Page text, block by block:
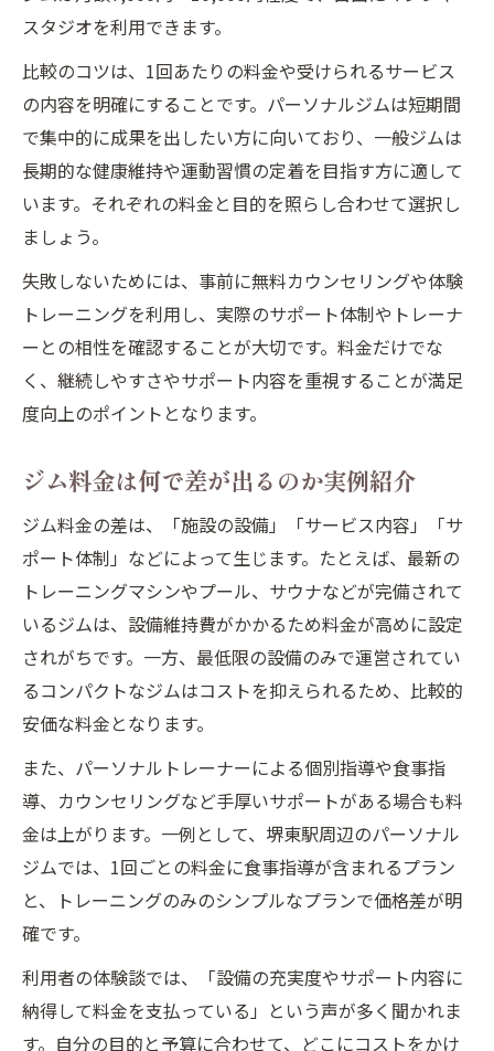
スタジオを利用できます。
比較のコツは、1回あたりの料金や受けられるサービス
の内容を明確にすることです。パーソナルジムは短期間
で集中的に成果を出したい方に向いており、一般ジムは
長期的な健康維持や運動習慣の定着を目指す方に適して
います。それぞれの料金と目的を照らし合わせて選択し
ましょう。
失敗しないためには、事前に無料カウンセリングや体験
トレーニングを利用し、実際のサポート体制やトレーナ
ーとの相性を確認することが大切です。料金だけでな
く、継続しやすさやサポート内容を重視することが満足
度向上のポイントとなります。
ジム料金は何で差が出るのか実例紹介
ジム料金の差は、「施設の設備」「サービス内容」「サ
ポート体制」などによって生じます。たとえば、最新の
トレーニングマシンやプール、サウナなどが完備されて
いるジムは、設備維持費がかかるため料金が高めに設定
されがちです。一方、最低限の設備のみで運営されてい
るコンパクトなジムはコストを抑えられるため、比較的
安価な料金となります。
また、パーソナルトレーナーによる個別指導や食事指
導、カウンセリングなど手厚いサポートがある場合も料
金は上がります。一例として、堺東駅周辺のパーソナル
ジムでは、1回ごとの料金に食事指導が含まれるプラン
と、トレーニングのみのシンプルなプランで価格差が明
確です。
利用者の体験談では、「設備の充実度やサポート内容に
納得して料金を支払っている」という声が多く聞かれま
す。自分の目的と予算に合わせて、どこにコストをかけ